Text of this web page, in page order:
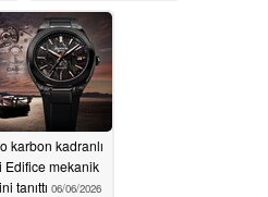
karbon kadranlı
Edifice mekanik
tanıttı 06/06/2026